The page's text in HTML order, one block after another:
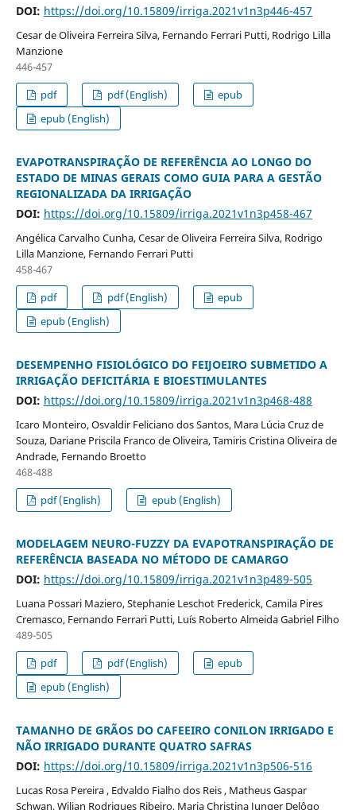
DOI: https://doi.org/10.15809/irriga.2021v1n3p446-457
Cesar de Oliveira Ferreira Silva, Fernando Ferrari Putti, Rodrigo Lilla
Manzione
446-457
pdf
pdf (English)
epub
epub (English)
EVAPOTRANSPIRAÇÃO DE REFERÊNCIA AO LONGO DO
ESTADO DE MINAS GERAIS COMO GUIA PARA A GESTÃO
REGIONALIZADA DA IRRIGAÇÃO
DOI: https://doi.org/10.15809/irriga.2021v1n3p458-467
Angélica Carvalho Cunha, Cesar de Oliveira Ferreira Silva, Rodrigo
Lilla Manzione, Fernando Ferrari Putti
458-467
pdf
pdf (English)
epub
epub (English)
DESEMPENHO FISIOLÓGICO DO FEIJOEIRO SUBMETIDO A
IRRIGAÇÃO DEFICITÁRIA E BIOESTIMULANTES
DOI: https://doi.org/10.15809/irriga.2021v1n3p468-488
Icaro Monteiro, Osvaldir Feliciano dos Santos, Mara Lúcia Cruz de
Souza, Dariane Priscila Franco de Oliveira, Tamiris Cristina Oliveira de
Andrade, Fernando Broetto
468-488
pdf (English)
epub (English)
MODELAGEM NEURO-FUZZY DA EVAPOTRANSPIRAÇÃO DE
REFERÊNCIA BASEADA NO MÉTODO DE CAMARGO
DOI: https://doi.org/10.15809/irriga.2021v1n3p489-505
Luana Possari Maziero, Stephanie Leschot Frederick, Camila Pires
Cremasco, Fernando Ferrari Putti, Luís Roberto Almeida Gabriel Filho
489-505
pdf
pdf (English)
epub
epub (English)
TAMANHO DE GRÃOS DO CAFEEIRO CONILON IRRIGADO E
NÃO IRRIGADO DURANTE QUATRO SAFRAS
DOI: https://doi.org/10.15809/irriga.2021v1n3p506-516
Lucas Rosa Pereira , Edvaldo Fialho dos Reis , Matheus Gaspar
Schwan, Wilian Rodrigues Ribeiro, Maria Christina Junger Delôgo